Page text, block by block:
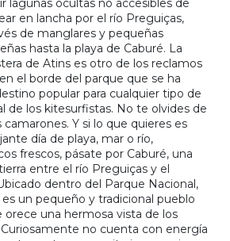
lagunas ocultas no accesibles de
en lancha por el río Preguiças,
de manglares y pequeñas
hasta la playa de Caburé. La
de Atins es otro de los reclamos
el borde del parque que se ha
popular para cualquier tipo de
de los kitesurfistas. No te olvides de
Y si lo que quieres es
día de playa, mar o río,
frescos, pásate por Caburé, una
entre el río Preguiças y el
dentro del Parque Nacional,
un pequeño y tradicional pueblo
orece una hermosa vista de los
no cuenta con energía